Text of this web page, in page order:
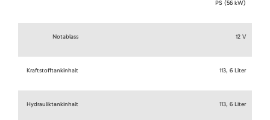
PS (56 kW)
Notablass 12 V
Kraftstofftankinhalt 113, 6 Liter
Hydrauliktankinhalt 113, 6 Liter